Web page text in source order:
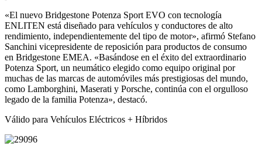
«El nuevo Bridgestone Potenza Sport EVO con tecnología
ENLITEN está diseñado para vehículos y conductores de alto
rendimiento, independientemente del tipo de motor», afirmó Stefano
Sanchini vicepresidente de reposición para productos de consumo
en Bridgestone EMEA. «Basándose en el éxito del extraordinario
Potenza Sport, un neumático elegido como equipo original por
muchas de las marcas de automóviles más prestigiosas del mundo,
como Lamborghini, Maserati y Porsche, continúa con el orgulloso
legado de la familia Potenza», destacó.
Válido para Vehículos Eléctricos + Híbridos